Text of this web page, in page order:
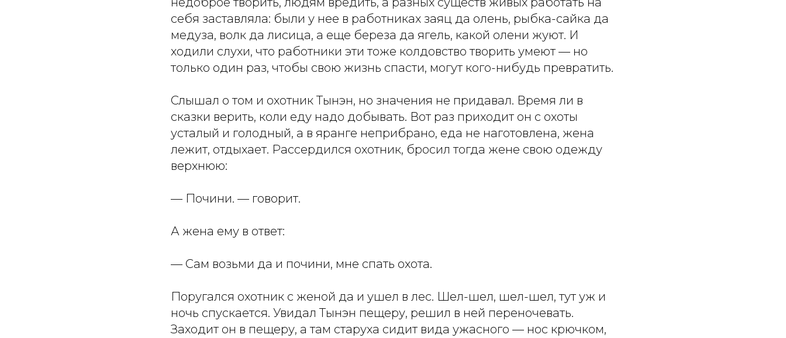
себя заставляла: были у нее в работниках заяц да олень, рыбка-сайка да
медуза, волк да лисица, а еще береза да ягель, какой олени жуют. И
ходили слухи, что работники эти тоже колдовство творить умеют — но
только один раз, чтобы свою жизнь спасти, могут кого-нибудь превратить.
Слышал о том и охотник Тынэн, но значения не придавал. Время ли в
сказки верить, коли еду надо добывать. Вот раз приходит он с охоты
усталый и голодный, а в яранге неприбрано, еда не наготовлена, жена
лежит, отдыхает. Рассердился охотник, бросил тогда жене свою одежду
верхнюю:
— Почини. — говорит.
А жена ему в ответ:
— Сам возьми да и почини, мне спать охота.
Поругался охотник с женой да и ушел в лес. Шел-шел, шел-шел, тут уж и
ночь спускается. Увидал Тынэн пещеру, решил в ней переночевать.
Заходит он в пещеру, а там старуха сидит вида ужасного — нос крючком,